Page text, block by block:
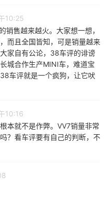
10:25
销售越来越火。大家想一想，
而且全国皆知，可是销量越来
家自有公论，38车评的诽谤
城合作生产MINI车，难道宝
车评就是一个疯狗，让它吠
10:16
本就不是作弊。VV7销量非常
？看车评要有自己的判断，不